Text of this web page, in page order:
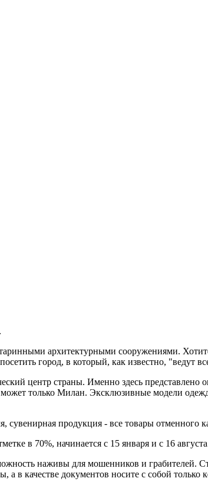
архитектурными сооружениями.
город, в который, как известно, "ведут
центр страны. Именно здесь представлено
только Милан. Эксклюзивные модели
продукция - все товары отменного
в 70%, начинается с 15 января и с 16
наживы для мошенников и грабителей.
в качестве документов носите с собой только